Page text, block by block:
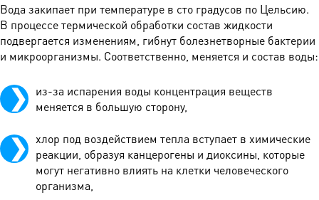
Вода закипает при температуре в сто градусов по Цельсию.
В процессе термической обработки состав жидкости
подвергается изменениям, гибнут болезнетворные бактерии
и микроорганизмы. Соответственно, меняется и состав воды:
из-за испарения воды концентрация веществ
меняется в большую сторону,
хлор под воздействием тепла вступает в химические
реакции, образуя канцерогены и диоксины, которые
могут негативно влиять на клетки человеческого
организма,